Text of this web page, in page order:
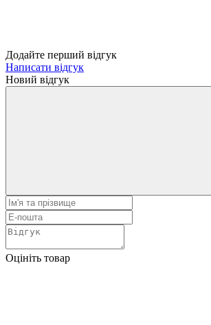
Додайте перший відгук
Написати відгук
Новий відгук
Оцініть товар